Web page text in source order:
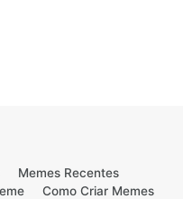
Memes Recentes
Como Criar Memes